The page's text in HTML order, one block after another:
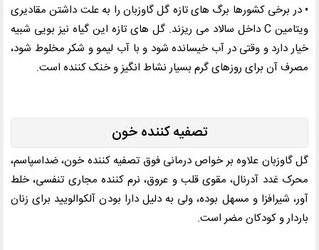
• در برخی کشورها برگ های تازه گل گاوزبان را به علت داشتن مقادیری
ویتامین
داخل سالاد می ریزند. گل های تازه این گیاه نیز بویی شبیه
خیار دارد و وقتی در آب خیسانده شود و با آب لیمو و شکر مخلوط شود،
مصرف آن برای روزهای گرم بسیار نشاط انگیز و خنک کننده است.
تصفیه کننده خون
گل گاوزبان علاوه بر خواص درمانی فوق تصفیه کننده خون، ضداسپاسم،
محرک غدد آدرنال، مقوی قلب و عروق، نرم کننده مجاری تنفسی، خلط
آور، شیرافزا و مسهل بوده، ولی به دلیل دارا بودن آلکوالویید برای زنان
باردار و کودکان مضر است.